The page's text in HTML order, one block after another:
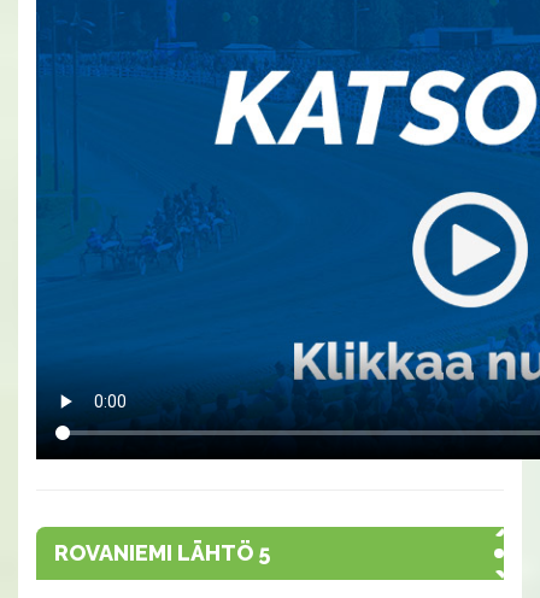
ROVANIEMI LÄHTÖ 5